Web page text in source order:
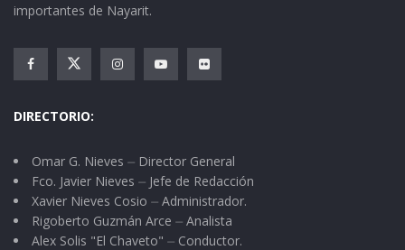
importantes de Nayarit.
DIRECTORIO:
Omar G. Nieves ⏤ Director General
Fco. Javier Nieves ⏤ Jefe de Redacción
Xavier Nieves Cosio ⏤ Administrador.
Rigoberto Guzmán Arce ⏤ Analista
Alex Solis "El Chaveto" ⏤ Conductor.